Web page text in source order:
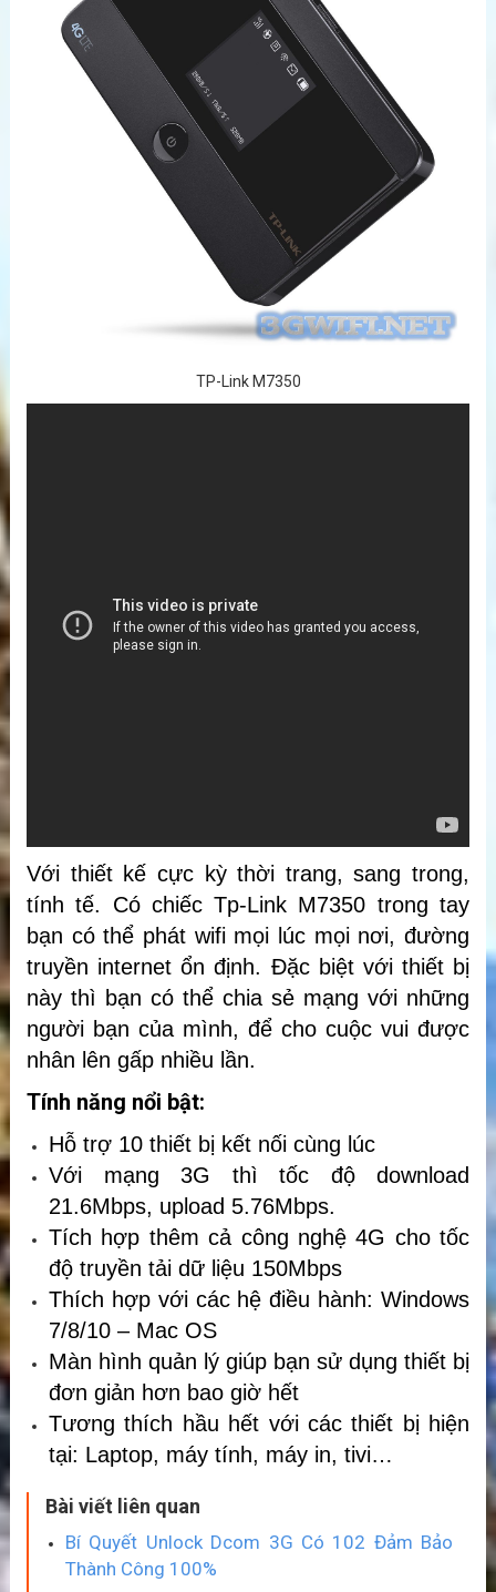
TP-Link M7350
Với thiết kế cực kỳ thời trang, sang trong,
tính tế. Có chiếc Tp-Link M7350 trong tay
bạn có thể phát wifi mọi lúc mọi nơi, đường
truyền internet ổn định. Đặc biệt với thiết bị
này thì bạn có thể chia sẻ mạng với những
người bạn của mình, để cho cuộc vui được
nhân lên gấp nhiều lần.
Tính năng nổi bật:
Hỗ trợ 10 thiết bị kết nối cùng lúc
Với mạng 3G thì tốc độ download
21.6Mbps, upload 5.76Mbps.
Tích hợp thêm cả công nghệ 4G cho tốc
độ truyền tải dữ liệu 150Mbps
Thích hợp với các hệ điều hành: Windows
7/8/10 – Mac OS
Màn hình quản lý giúp bạn sử dụng thiết bị
đơn giản hơn bao giờ hết
Tương thích hầu hết với các thiết bị hiện
tại: Laptop, máy tính, máy in, tivi…
Bài viết liên quan
Bí Quyết Unlock Dcom 3G Có 102 Đảm Bảo
Thành Công 100%